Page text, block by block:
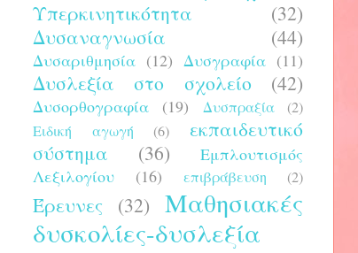
Υπερκινητικότητα
(32)
Δυσαναγνωσία
(44)
Δυσαριθμησία (12) Δυσγραφία (11)
Δυσλεξία στο σχολείο (42)
Δυσορθογραφία (19) Δυσπραξία
(2)
Ειδική αγωγή
(6)
εκπαιδευτικό
σύστημα
(36)
Εμπλουτισμός
Λεξιλογίου
(16) επιβράβευση (2)
Έρευνες (32)
Μαθησιακές
δυσκολίες-δυσλεξία